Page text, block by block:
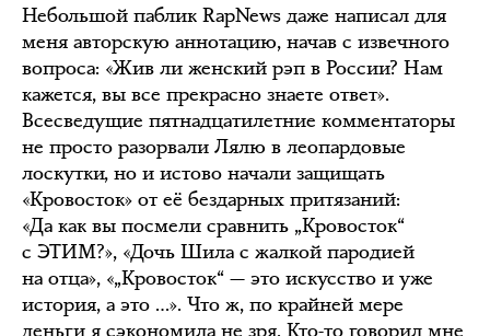
Небольшой паблик RapNews даже написал для
меня авторскую аннотацию, начав с извечного
вопроса: «Жив ли женский рэп в России? Нам
кажется, вы все прекрасно знаете ответ».
Всесведущие пятнадцатилетние комментаторы
не просто разорвали Лялю в леопардовые
лоскутки, но и истово начали защищать
«Кровосток» от её бездарных притязаний:
«Да как вы посмели сравнить „Кровосток“
с ЭТИМ?», «Дочь Шила с жалкой пародией
на отца», «„Кровосток“ — это искусство и уже
история, а это …». Что ж, по крайней мере
деньги я сэкономила не зря. Кто-то говорил мне